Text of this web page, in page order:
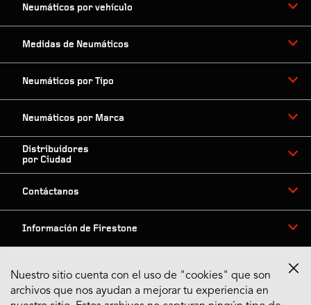
Neumáticos por vehículo
Medidas de Neumáticos
Neumáticos por Tipo
Neumáticos por Marca
Distribuidores
por Ciudad
Contáctanos
Información de Firestone
Síguenos en Redes
Nuestro sitio cuenta con el uso de "cookies" que son
archivos que nos ayudan a mejorar tu experiencia en